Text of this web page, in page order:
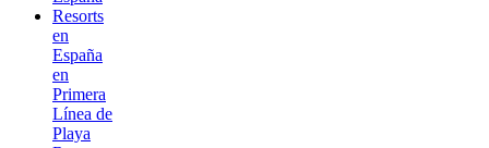
Resorts
en
España
en
Primera
Línea de
Playa